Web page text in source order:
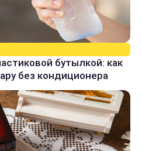
бутылкой: как
без кондиционера